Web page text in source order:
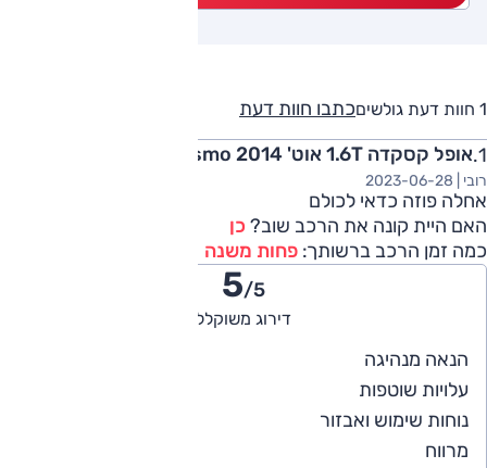
1 חוות דעת גולשים
כתבו חוות דעת
אופל קסקדה 1.6T אוט' Cosmo 2014
רובי | 2023-06-28
אחלה פוזה כדאי לכולם
האם היית קונה את הרכב שוב? כן
כמה זמן הרכב ברשותך: פחות משנה
5/5
דירוג משוקלל
הנאה מנהיגה
עלויות שוטפות
נוחות שימוש ואבזור
מרווח